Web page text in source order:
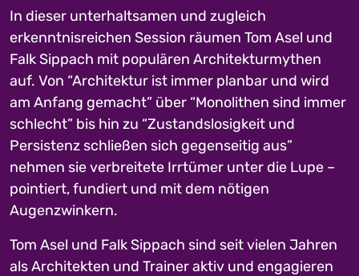
In dieser unterhaltsamen und zugleich
erkenntnisreichen Session räumen Tom Asel und
Falk Sippach mit populären Architekturmythen
auf. Von “Architektur ist immer planbar und wird
am Anfang gemacht” über “Monolithen sind immer
schlecht” bis hin zu “Zustandslosigkeit und
Persistenz schließen sich gegenseitig aus”
nehmen sie verbreitete Irrtümer unter die Lupe –
pointiert, fundiert und mit dem nötigen
Augenzwinkern.
Tom Asel und Falk Sippach sind seit vielen Jahren
als Architekten und Trainer aktiv und engagieren